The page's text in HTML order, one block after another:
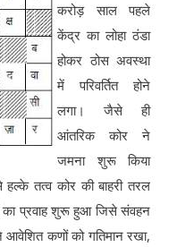
करोड़ साल पहले
केंद्र का लोहा ठंडा
होकर ठोस अवस्था
में परिवर्तित होने
लगा। जैसे ही
आंतरिक कोर ने
जमना शुरू किया
तत्व कोर की बाहरी तरल
का प्रवाह शुरू हुआ जिसे संवहन
आवेशित कणों को गतिमान रखा,